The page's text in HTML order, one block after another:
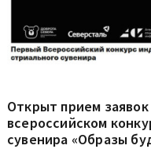
Открыт прием
всероссийском
сувенира «Образы